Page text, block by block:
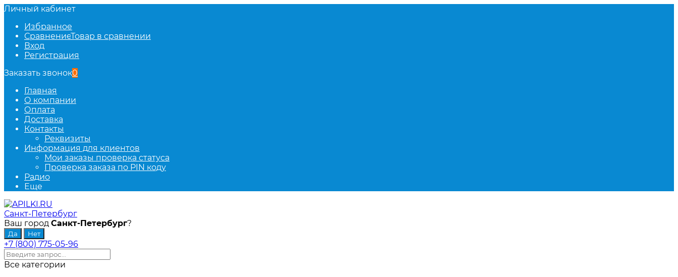
Личный кабинет
Избранное
СравнениеТовар в сравнении
Вход
Регистрация
Заказать звонок0
Главная
О компании
Оплата
Доставка
Контакты
Реквизиты
Информация для клиентов
Мои заказы проверка статуса
Проверка заказа по PIN коду
Радио
Еще
Санкт-Петербург
Ваш город Санкт-Петербург?
+7 (800) 775-05-96
Все категории